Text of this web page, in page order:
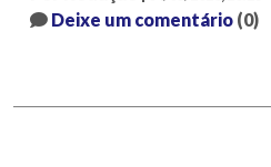
Deixe um comentário (0)